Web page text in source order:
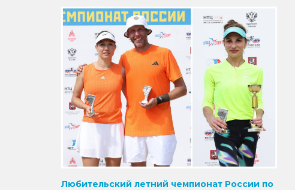
Любительский летний чемпионат России по